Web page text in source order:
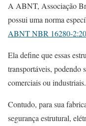
A ABNT, Associação
possui uma norma
ABNT NBR 16280-
Ela define que essas
transportáveis, podendo
comerciais ou industriais.
Contudo, para sua
segurança estrutural,